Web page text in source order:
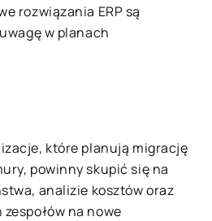
rozwiązania ERP są
w planach
które planują migrację
powinny skupić się na
analizie kosztów oraz
na nowe